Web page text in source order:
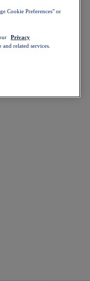
Cookie Preferences" or
Privacy
related services.